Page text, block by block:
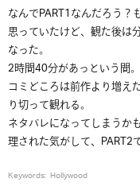
なんでPART1なんだろう
思っていたけど、観た後は
なった。
2時間40分があっという間
コミどころは前作より増え
り切って観れる。
ネタバレになってしまうか
理された気がして、PART2
Keywords: Hollywood